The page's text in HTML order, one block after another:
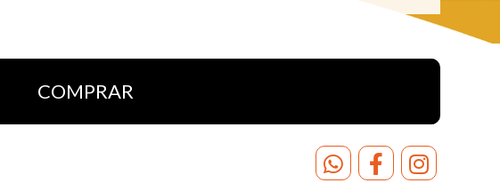
EMAIL: cursovigoronline@gmail.com
ADQUIRIDO.
COMPRAR